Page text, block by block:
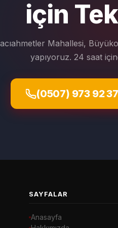
için
Mahallesi,
yapıyoruz. 24 saat
(0507) 973 92 37
SAYFALAR
Anasayfa